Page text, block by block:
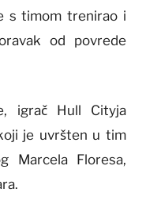
s timom trenirao i
od povrede
igrač Hull Cityja
je uvršten u tim
Marcela Floresa,